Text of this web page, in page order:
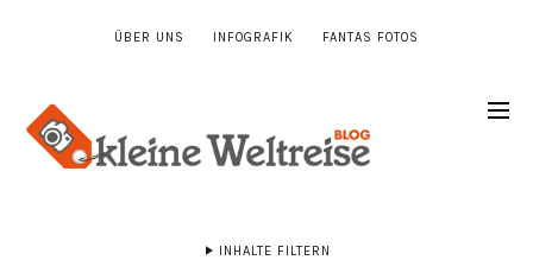
ÜBER UNS INFOGRAFIK FANTAS FOTOS
INHALTE FILTERN